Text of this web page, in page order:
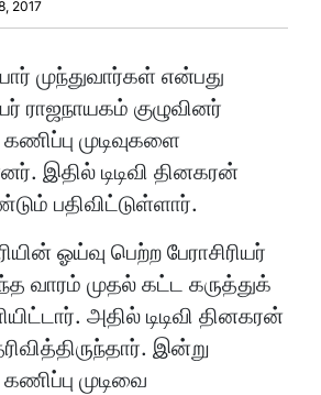
2017
முந்துவார்கள் என்பது
ராஜநாயகம் குழுவினர்
முடிவுகளை
இதில் டிடிவி தினகரன்
பதிவிட்டுள்ளார்.
ஓய்வு பெற்ற பேராசிரியர்
வாரம் முதல் கட்ட கருத்துக்
அதில் டிடிவி தினகரன்
இன்று
முடிவை